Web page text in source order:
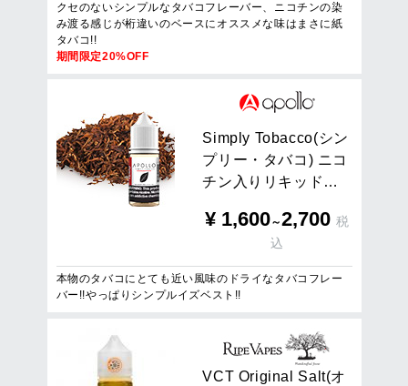
クセのないシンプルなタバコフレーバー、ニコチンの染
み渡る感じが桁違いのベースにオススメな味はまさに紙
タバコ!!
期間限定20%OFF
Simp ly Tobacco(シン
プリ ー ・ タバコ ) ニコ
チ ン 入 り リ キ ッ ド …
¥ 1,600～2,700税
込
本物のタバコにとても近い風味のドライなタバコフレー
バー!!やっぱりシンプルイズベスト!!
VCT Origina Sa lt(オ